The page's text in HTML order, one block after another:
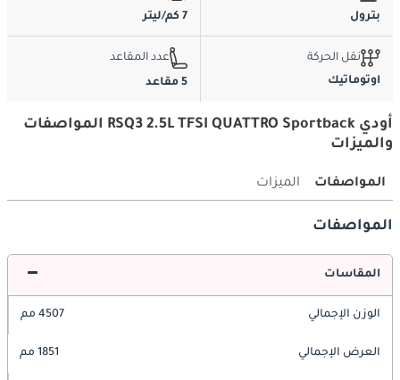
بترول 7 كم/ليتر
نقل الحركة
اوتوماتيك
عدد المقاعد
5 مقاعد
أودي RSQ3 2.5L TFSI QUATTRO Sportback المواصفات
والميزات
المواصفات الميزات
المواصفات
المقاسات
الوزن الإجمالي 4507 مم
العرض الإجمالي 1851 مم